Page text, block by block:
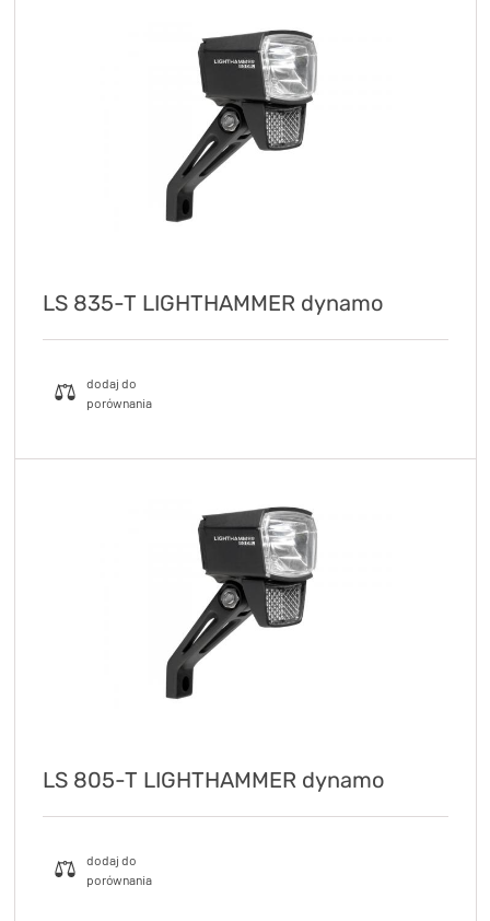
LS 835-T LIGHTHAMMER dynamo
LS 805-T LIGHTHAMMER dynamo